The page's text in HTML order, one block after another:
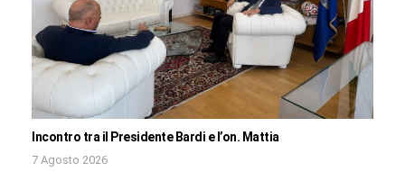
Incontro tra il Presidente Bardi e l’on. Mattia
7 Agosto 2026